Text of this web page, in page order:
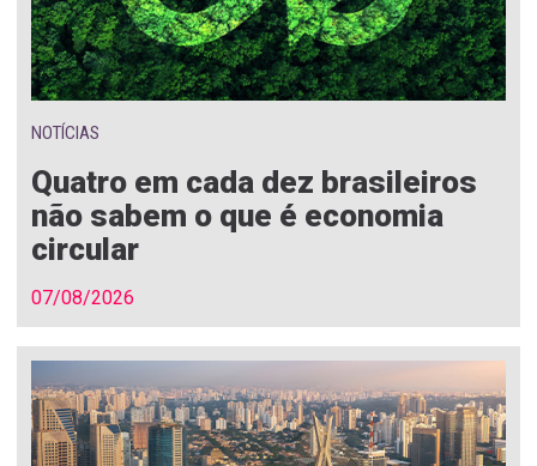
NOTÍCIAS
Quatro em cada dez brasileiros
não sabem o que é economia
circular
07/08/2026